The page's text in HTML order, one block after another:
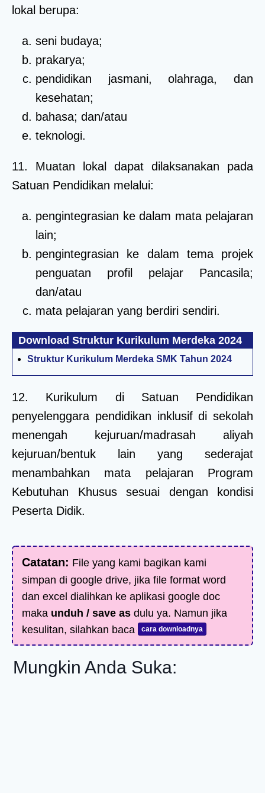
lokal berupa:
seni budaya;
prakarya;
pendidikan jasmani, olahraga, dan
kesehatan;
bahasa; dan/atau
teknologi.
11. Muatan lokal dapat dilaksanakan pada
Satuan Pendidikan melalui:
pengintegrasian ke dalam mata pelajaran
lain;
pengintegrasian ke dalam tema projek
penguatan profil pelajar Pancasila;
dan/atau
mata pelajaran yang berdiri sendiri.
Download Struktur Kurikulum Merdeka 2024
Struktur Kurikulum Merdeka SMK Tahun 2024
12. Kurikulum di Satuan Pendidikan
penyelenggara pendidikan inklusif di sekolah
menengah kejuruan/madrasah aliyah
kejuruan/bentuk lain yang sederajat
menambahkan mata pelajaran Program
Kebutuhan Khusus sesuai dengan kondisi
Peserta Didik.
Catatan: File yang kami bagikan kami
simpan di google drive, jika file format word
dan excel dialihkan ke aplikasi google doc
maka unduh / save as dulu ya. Namun jika
kesulitan, silahkan baca
cara downloadnya
Mungkin Anda Suka: